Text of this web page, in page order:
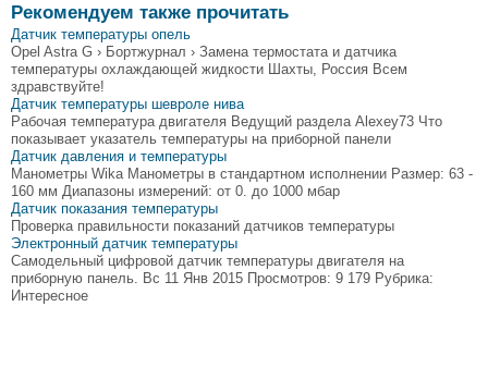
Рекомендуем также прочитать
Датчик температуры опель
Opel Astra G › Бортжурнал › Замена термостата и датчика
температуры охлаждающей жидкости Шахты, Россия Всем
здравствуйте!
Датчик температуры шевроле нива
Рабочая температура двигателя Ведущий раздела Alexey73 Что
показывает указатель температуры на приборной панели
Датчик давления и температуры
Манометры Wika Манометры в стандартном исполнении Размер: 63 -
160 мм Диапазоны измерений: от 0. до 1000 мбар
Датчик показания температуры
Проверка правильности показаний датчиков температуры
Электронный датчик температуры
Самодельный цифровой датчик температуры двигателя на
приборную панель. Вс 11 Янв 2015 Просмотров: 9 179 Рубрика:
Интересное